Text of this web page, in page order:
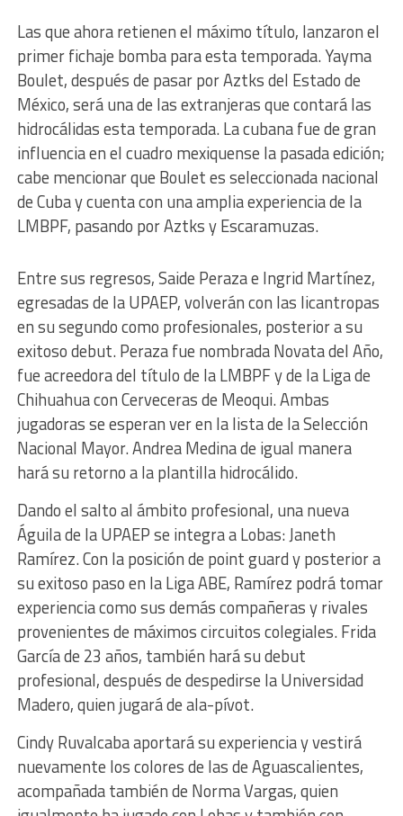
Las que ahora retienen el máximo título, lanzaron el
primer fichaje bomba para esta temporada. Yayma
Boulet, después de pasar por Aztks del Estado de
México, será una de las extranjeras que contará las
hidrocálidas esta temporada. La cubana fue de gran
influencia en el cuadro mexiquense la pasada edición;
cabe mencionar que Boulet es seleccionada nacional
de Cuba y cuenta con una amplia experiencia de la
LMBPF, pasando por Aztks y Escaramuzas.
Entre sus regresos, Saide Peraza e Ingrid Martínez,
egresadas de la UPAEP, volverán con las licantropas
en su segundo como profesionales, posterior a su
exitoso debut. Peraza fue nombrada Novata del Año,
fue acreedora del título de la LMBPF y de la Liga de
Chihuahua con Cerveceras de Meoqui. Ambas
jugadoras se esperan ver en la lista de la Selección
Nacional Mayor. Andrea Medina de igual manera
hará su retorno a la plantilla hidrocálido.
Dando el salto al ámbito profesional, una nueva
Águila de la UPAEP se integra a Lobas: Janeth
Ramírez. Con la posición de point guard y posterior a
su exitoso paso en la Liga ABE, Ramírez podrá tomar
experiencia como sus demás compañeras y rivales
provenientes de máximos circuitos colegiales. Frida
García de 23 años, también hará su debut
profesional, después de despedirse la Universidad
Madero, quien jugará de ala-pívot.
Cindy Ruvalcaba aportará su experiencia y vestirá
nuevamente los colores de las de Aguascalientes,
acompañada también de Norma Vargas, quien